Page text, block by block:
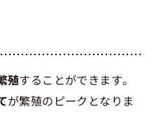
殖することができます。
が繁殖のピークとなりま